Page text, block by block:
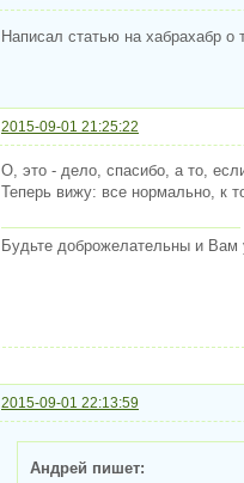
Написал статью на хабрахабр о
2015-09-01 21:25:22
О, это - дело, спасибо, а то,
Теперь вижу: все нормально, к
Будьте доброжелательны и
2015-09-01 22:13:59
Андрей пишет: